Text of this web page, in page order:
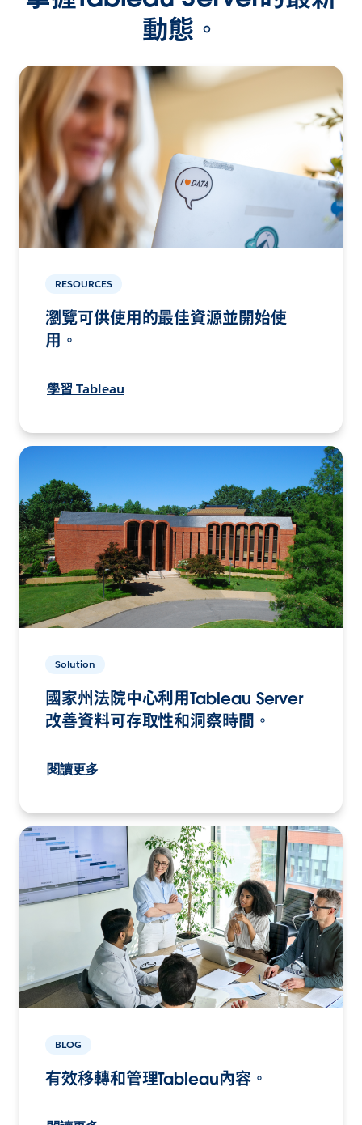
動態。
RESOURCES
瀏覽可供使用的最佳資源並開始使
用。
學習 Tableau
Solution
國家州法院中心利用Tableau Server
改善資料可存取性和洞察時間。
閱讀更多
BLOG
有效移轉和管理Tableau內容。